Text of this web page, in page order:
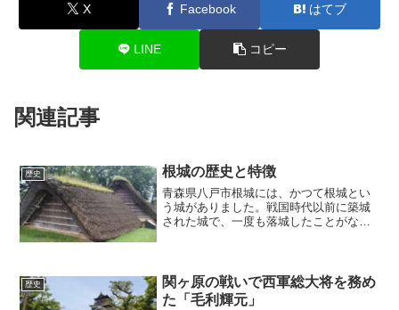
X Facebook はてブ
LINE コピー
関連記事
歴史 根城の歴史と特徴
青森県八戸市根城には、かつて根城とい
う城がありました。戦国時代以前に築城
された城で、一度も落城したことがない
ような時代を過ごしていた...
歴史
関ヶ原の戦いで西軍総大将を務め
た「毛利輝元」